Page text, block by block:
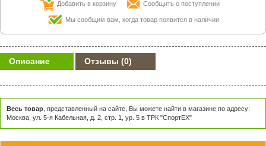
Добавить в корзину Сообщить о поступлении
Мы сообщим вам, когда товар появится в наличии
Описание Отзывы (0)
Весь товар, представленный на сайте, Вы можете найти в магазине по адресу:
Москва, ул. 5-я Кабельная, д. 2, стр. 1, ур. 5 в ТРК "СпортЕХ"